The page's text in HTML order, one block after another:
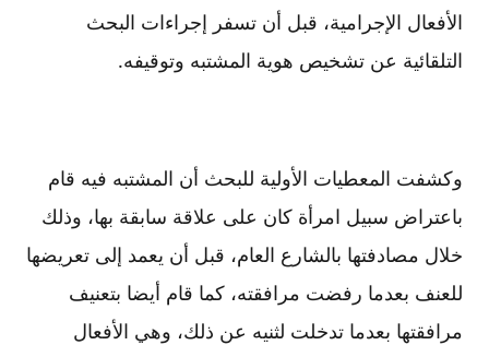
الأفعال الإجرامية، قبل أن تسفر إجراءات البحث
التلقائية عن تشخيص هوية المشتبه وتوقيفه.
وكشفت المعطيات الأولية للبحث أن المشتبه فيه قام
باعتراض سبيل امرأة كان على علاقة سابقة بها، وذلك
خلال مصادفتها بالشارع العام، قبل أن يعمد إلى تعريضها
للعنف بعدما رفضت مرافقته، كما قام أيضا بتعنيف
مرافقتها بعدما تدخلت لثنيه عن ذلك، وهي الأفعال